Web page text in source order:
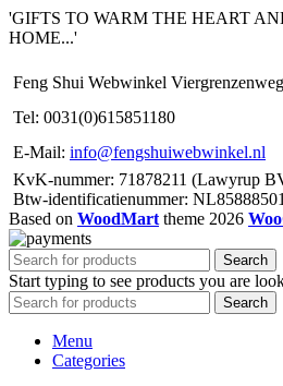
'GIFTS TO WARM THE HEART
HOME...'
Feng Shui Webwinkel
Tel: 0031(0)615851180
E-Mail: info@fengshuiwebwinkel.nl
KvK-nummer: 71878211 (Lawyrup
Btw-identificatienummer:
Based on WoodMart theme 2026
Search
Start typing to see products you are
Search
Menu
Categories